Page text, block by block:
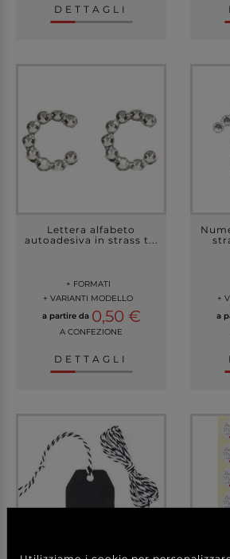
DETTAGLI
Lettera alfabeto
autoadesiva in strass t...
+ FORMATI
+ VARIANTI MODELLO
a partire da 0,50 €
A CONFEZIONE
DETTAGLI
+
a